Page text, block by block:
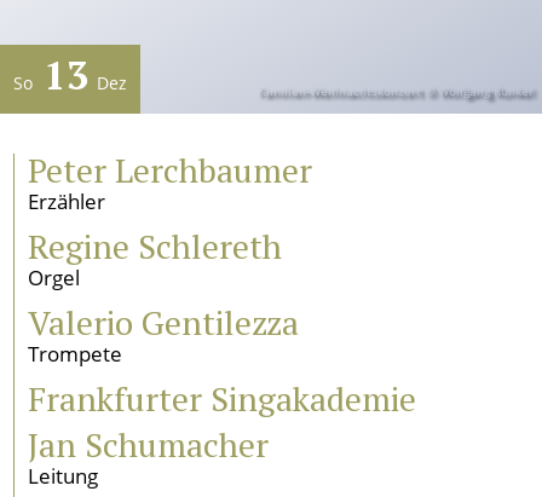
Verein
Geschichte
Mitglied werden
Satzung
Sponsoren und Partner
Service
Kontakt
Pressestimmen
Newsletter
Impressum
Datenschutz
Familien-Weihnachtskonzert © Wolfgang Runkel
So 13 Dez
Peter Lerchbaumer
Erzähler
Regine Schlereth
Orgel
Valerio Gentilezza
Trompete
Frankfurter Singakademie
Jan Schumacher
Leitung